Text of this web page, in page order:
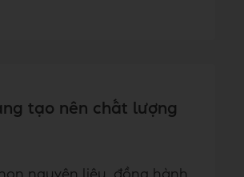
tạo nên chất lượng
nguyên liệu, đồng hành